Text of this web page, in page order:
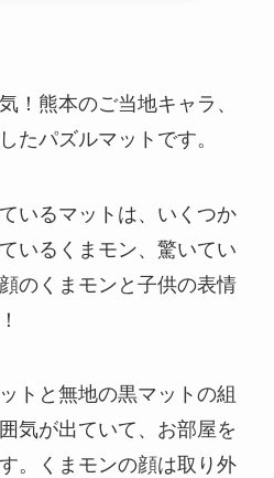
！熊本のご当地キャラ、
たパズルマットです。
いるマットは、いくつか
いるくまモン、驚いてい
のくまモンと子供の表情
トと無地の黒マットの組
気が出ていて、お部屋を
。くまモンの顔は取り外